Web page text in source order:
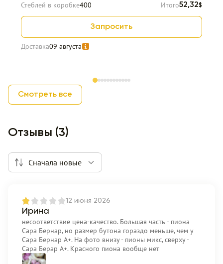
Стеблей в коробке400 Итого52,32$
Запросить
Доставка09 августа
Item 1 of 12
Смотреть все
Отзывы (3)
Сначала новые
12 июня 2026
Ирина
несоответствие цена-качество. Большая часть - пиона
Сара Бернар, но размер бутона гораздо меньше, чем у
Сара Бернар А+. На фото внизу - пионы микс, сверху -
Сара Берар А+. Красного пиона вообще нет